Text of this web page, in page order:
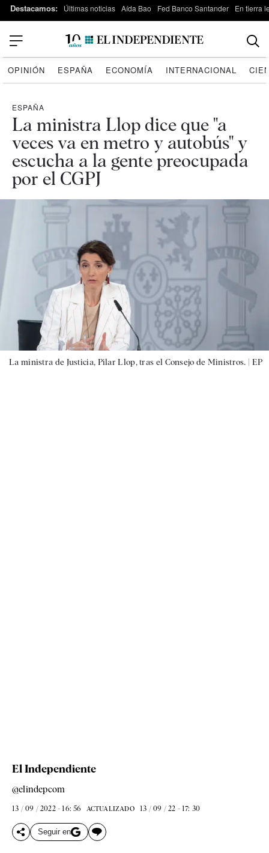
Destacamos: Últimas noticias Aída Bao Fed Banco Santander En tierra
OPINIÓN ESPAÑA ECONOMÍA INTERNACIONAL
ESPAÑA
La ministra Llop dice que "a
veces va en metro y autobús" y
escucha a la gente preocupada
por el CGPJ
La ministra de Justicia, Pilar Llop, tras el Consejo de Ministros. | EP
El Independiente
@elindepcom
13 / 09 / 2022 - 16: 56 ACTUALIZADO 13 / 09 / 22 - 17: 30
Seguir en